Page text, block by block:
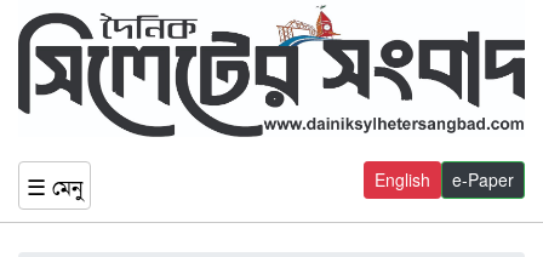
☰ মেনু e-Paper
English